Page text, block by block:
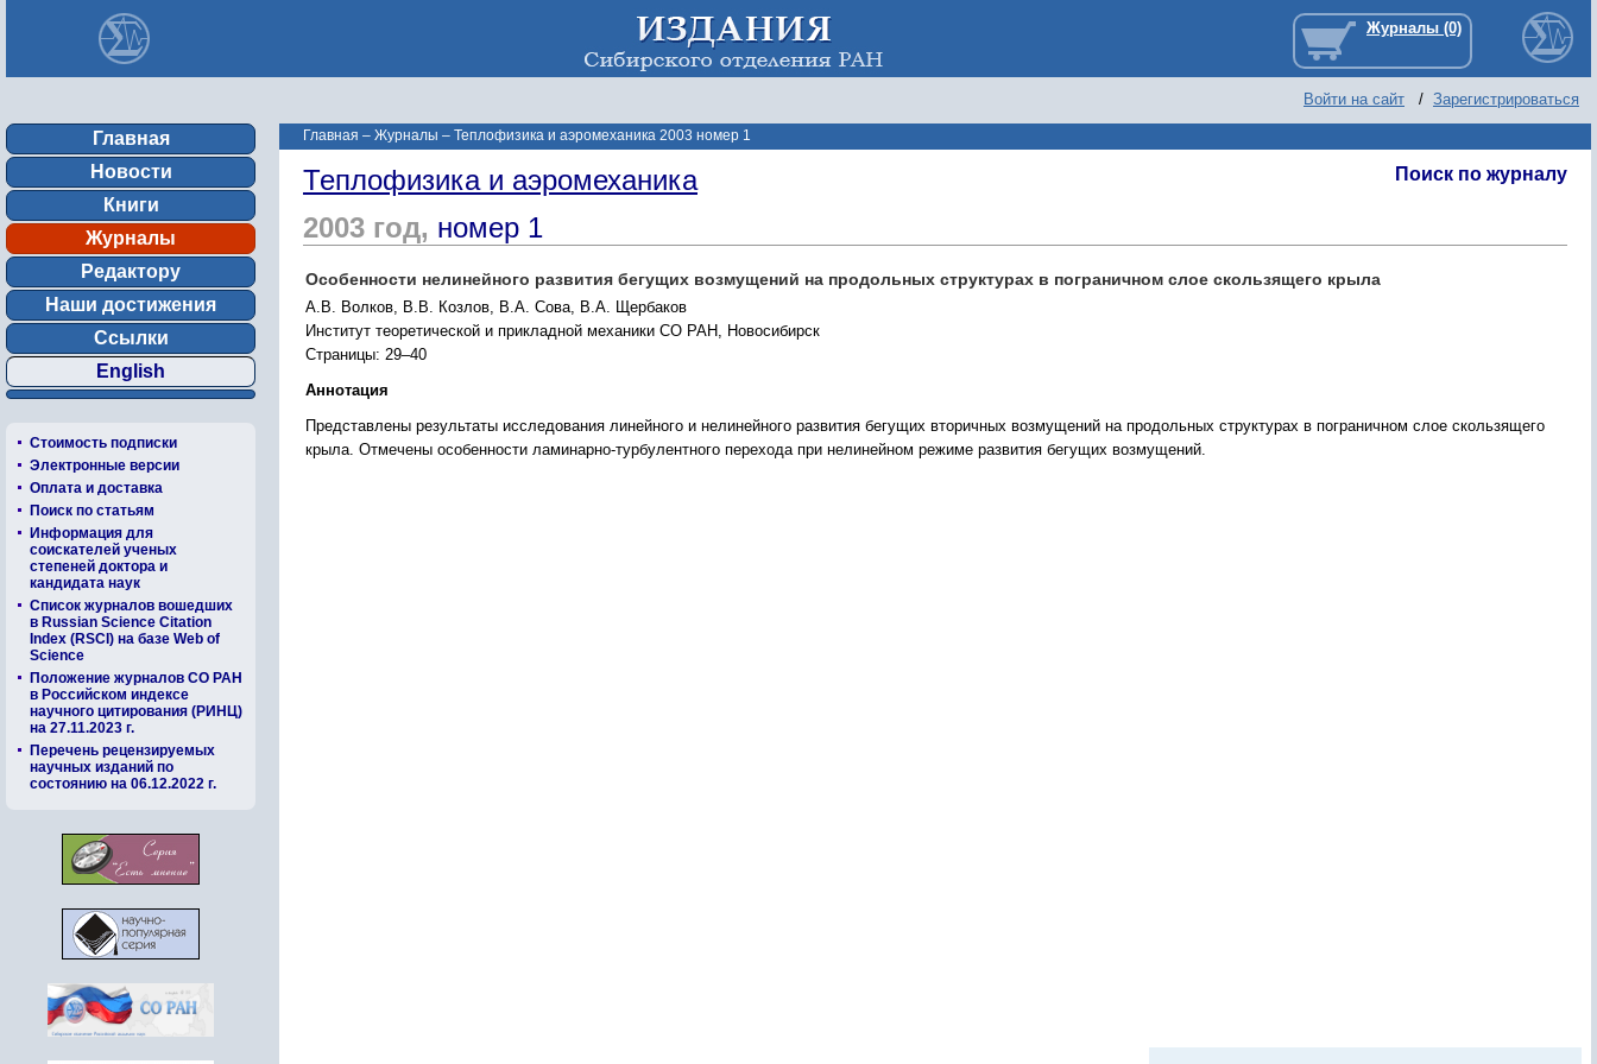
Войти на сайт / Зарегистрироваться
Главная
Новости
Книги
Журналы
Редактору
Наши достижения
Ссылки
English
Стоимость подписки
Электронные версии
Оплата и доставка
Поиск по статьям
Информация для
соискателей ученых
степеней доктора и
кандидата наук
Список журналов вошедших
в Russian Science Citation
Index (RSCI) на базе Web of
Science
Положение журналов СО РАН
в Российском индексе
научного цитирования (РИНЦ)
на 27.11.2023 г.
Перечень рецензируемых
научных изданий по
состоянию на 06.12.2022 г.
Главная – Журналы – Теплофизика и аэромеханика 2003 номер 1
Поиск по журналу
Теплофизика и аэромеханика
2003 год, номер 1
Особенности нелинейного развития бегущих возмущений на продольных структурах в пограничном слое скользящего крыла
А.В. Волков, В.В. Козлов, В.А. Сова, В.А. Щербаков
Институт теоретической и прикладной механики СО РАН, Новосибирск
Страницы: 29–40
Аннотация
Представлены результаты исследования линейного и нелинейного развития бегущих вторичных возмущений на продольных структурах в пограничном слое скользящего
крыла. Отмечены особенности ламинарно-турбулентного перехода при нелинейном режиме развития бегущих возмущений.